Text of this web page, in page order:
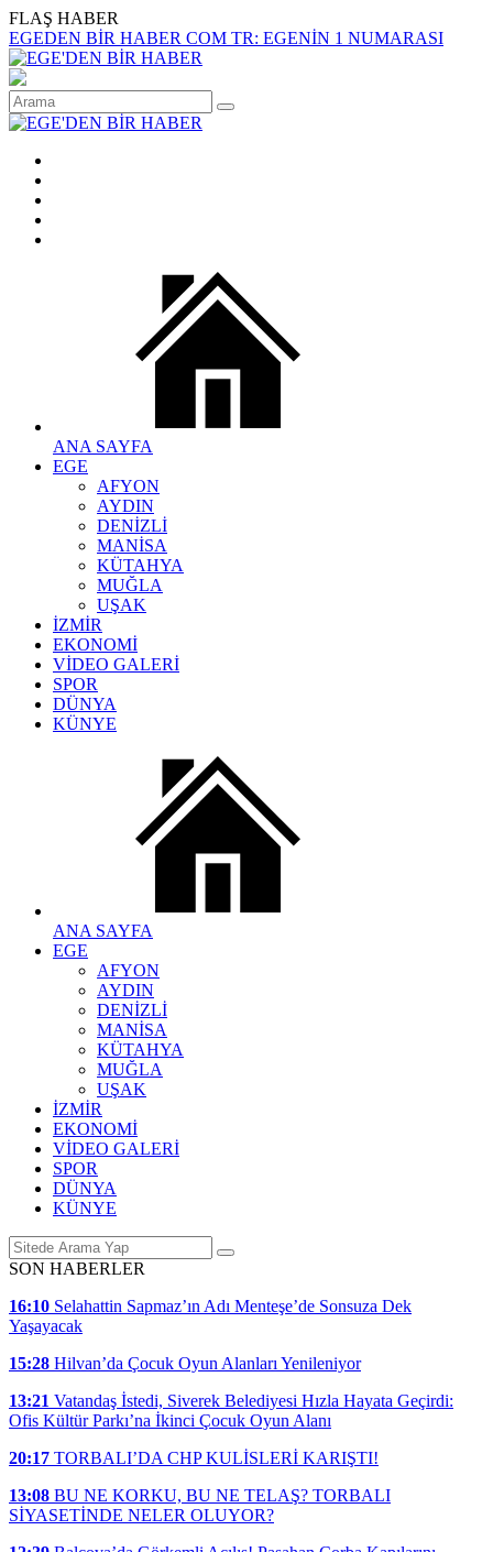
FLAŞ HABER
EGEDEN BİR HABER COM TR: EGENİN 1 NUMARASI
ANA SAYFA
EGE
AFYON
AYDIN
DENİZLİ
MANİSA
KÜTAHYA
MUĞLA
UŞAK
İZMİR
EKONOMİ
VİDEO GALERİ
SPOR
DÜNYA
KÜNYE
ANA SAYFA
EGE
AFYON
AYDIN
DENİZLİ
MANİSA
KÜTAHYA
MUĞLA
UŞAK
İZMİR
EKONOMİ
VİDEO GALERİ
SPOR
DÜNYA
KÜNYE
SON HABERLER
16:10 Selahattin Sapmaz’ın Adı Menteşe’de Sonsuza Dek
Yaşayacak
15:28 Hilvan’da Çocuk Oyun Alanları Yenileniyor
13:21 Vatandaş İstedi, Siverek Belediyesi Hızla Hayata Geçirdi:
Ofis Kültür Parkı’na İkinci Çocuk Oyun Alanı
20:17 TORBALI’DA CHP KULİSLERİ KARIŞTI!
13:08 BU NE KORKU, BU NE TELAŞ? TORBALI
SİYASETİNDE NELER OLUYOR?